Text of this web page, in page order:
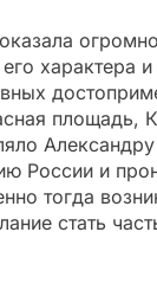
характера
площадь,
Александру
России и
тогда
стать